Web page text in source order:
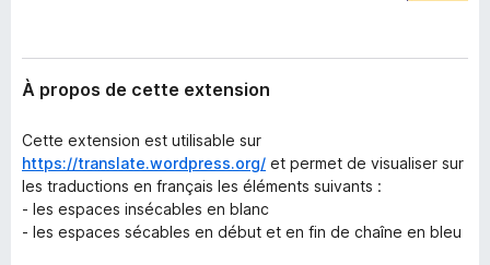
À propos de cette extension
Cette extension est utilisable sur
https://translate.wordpress.org/ et permet de visualiser sur
les traductions en français les éléments suivants :
- les espaces insécables en blanc
- les espaces sécables en début et en fin de chaîne en bleu